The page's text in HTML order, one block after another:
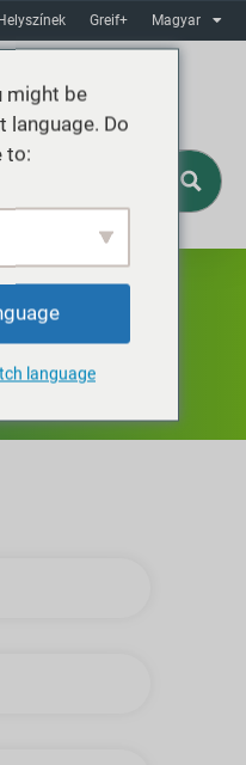
Helyszínek Greif+ Magyar
Audit
might be
language. Do
to:
language